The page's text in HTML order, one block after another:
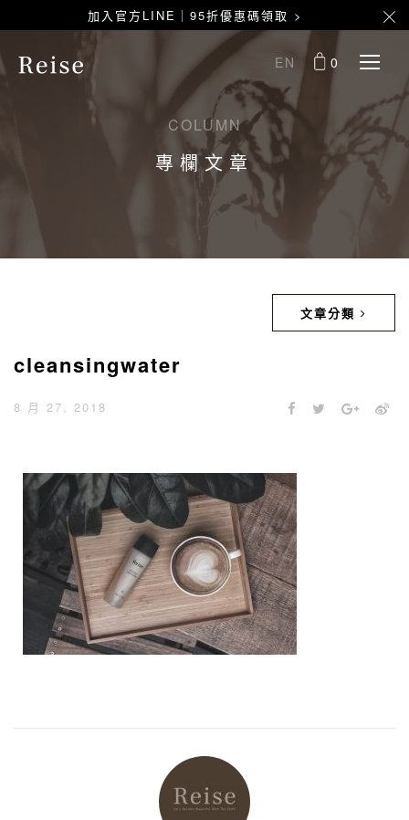
加入官方LINE｜95折優惠碼領取 >
EN 0
COLUMN
專欄文章
文章分類
cleansingwater
8 月 27, 2018